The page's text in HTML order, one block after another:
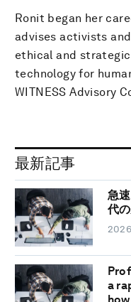
Ronit began her
advises activists
ethical and
technology for
WITNESS Advisory
最新記事
急
代
a